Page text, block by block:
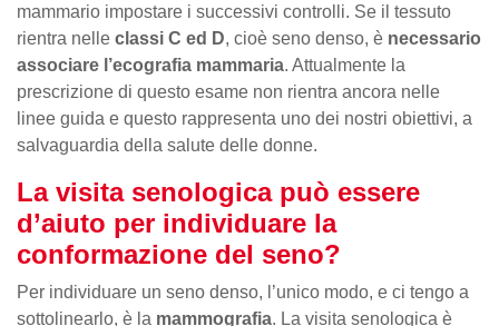
mammario impostare i successivi controlli. Se il tessuto
rientra nelle classi C ed D, cioè seno denso, è necessario
associare l’ecografia mammaria. Attualmente la
prescrizione di questo esame non rientra ancora nelle
linee guida e questo rappresenta uno dei nostri obiettivi, a
salvaguardia della salute delle donne.
La visita senologica può essere
d’aiuto per individuare la
conformazione del seno?
Per individuare un seno denso, l’unico modo, e ci tengo a
sottolinearlo, è la mammografia. La visita senologica è